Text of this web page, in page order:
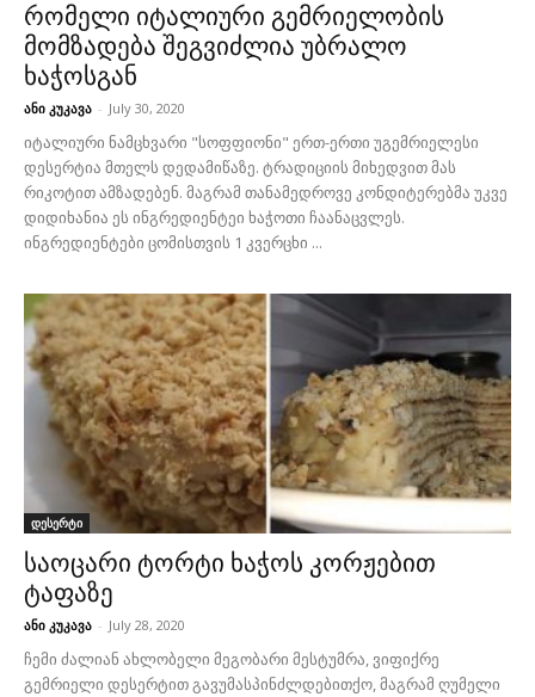
რომელი იტალიური გემრიელობის
მომზადება შეგვიძლია უბრალო
ხაჭოსგან
ანი კუკავა - July 30, 2020
იტალიური ნამცხვარი "სოფფიონი" ერთ-ერთი უგემრიელესი
დესერტია მთელს დედამიწაზე. ტრადიციის მიხედვით მას
რიკოტით ამზადებენ. მაგრამ თანამედროვე კონდიტერებმა უკვე
დიდიხანია ეს ინგრედიენტეი ხაჭოთი ჩაანაცვლეს.
ინგრედიენტები ცომისთვის 1 კვერცხი ...
დესერტი
საოცარი ტორტი ხაჭოს კორჟებით
ტაფაზე
ანი კუკავა - July 28, 2020
ჩემი ძალიან ახლობელი მეგობარი მესტუმრა, ვიფიქრე
გემრიელი დესერტით გავუმასპინძლდებითქო, მაგრამ ღუმელი